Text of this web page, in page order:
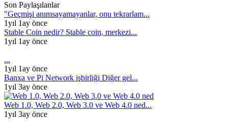
Son Paylaşılanlar
"Geçmişi anımsayamayanlar, onu tekrarlam...
1yıl 1ay önce
Stable Coin nedir? Stable coin, merkezi...
1yıl 1ay önce
...
1yıl 1ay önce
Banxa ve Pi Network işbirliği Diğer gel...
1yıl 3ay önce
Web 1.0, Web 2.0, Web 3.0 ve Web 4.0 ned...
1yıl 3ay önce